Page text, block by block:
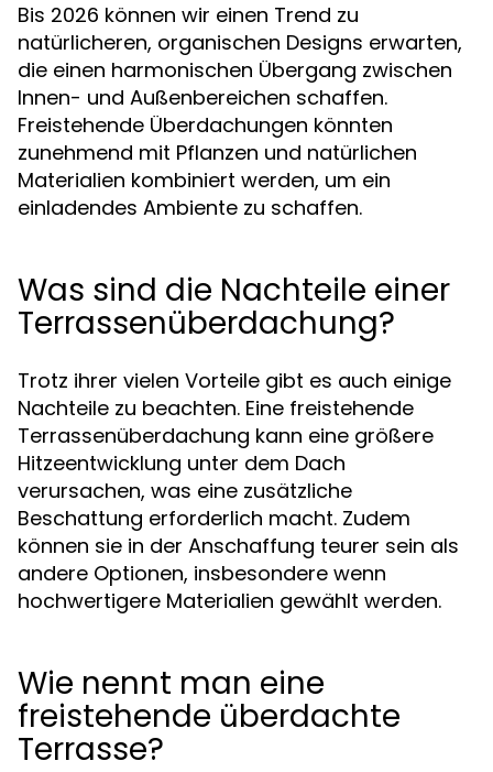
Bis 2026 können wir einen Trend zu
natürlicheren, organischen Designs erwarten,
die einen harmonischen Übergang zwischen
Innen- und Außenbereichen schaffen.
Freistehende Überdachungen könnten
zunehmend mit Pflanzen und natürlichen
Materialien kombiniert werden, um ein
einladendes Ambiente zu schaffen.
Was sind die Nachteile einer
Terrassenüberdachung?
Trotz ihrer vielen Vorteile gibt es auch einige
Nachteile zu beachten. Eine freistehende
Terrassenüberdachung kann eine größere
Hitzeentwicklung unter dem Dach
verursachen, was eine zusätzliche
Beschattung erforderlich macht. Zudem
können sie in der Anschaffung teurer sein als
andere Optionen, insbesondere wenn
hochwertigere Materialien gewählt werden.
Wie nennt man eine
freistehende überdachte
Terrasse?